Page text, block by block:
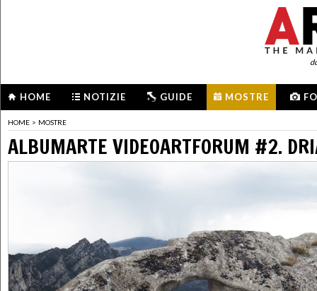
HOME NOTIZIE GUIDE MOSTRE
HOME > MOSTRE
ALBUMARTE VIDEOARTFORUM #2.